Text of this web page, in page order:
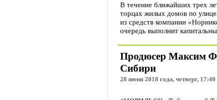
В течение ближайших трех
торцах жилых домов по
из средств компании
очередь выполнит
Продюсер Максим
Сибири
28 июня 2018 года, четверг, 17:40